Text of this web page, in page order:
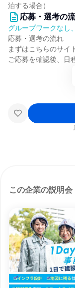
泊する場合）
応募・選考の
グループワークなし
応募・選考の流れ
まずはこちらのサイ
ご応募を確認後、日
この企業の説明会